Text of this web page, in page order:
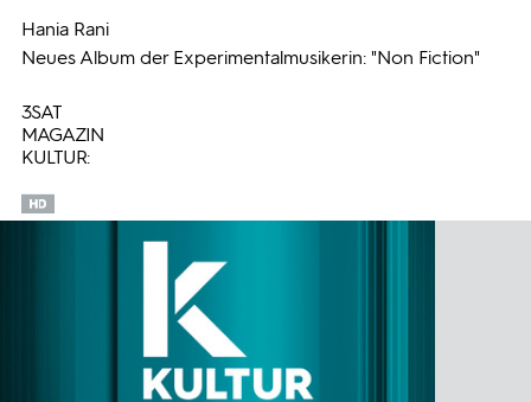
Hania Rani
Neues Album der Experimentalmusikerin: "Non Fiction"
3SAT
MAGAZIN
KULTUR: